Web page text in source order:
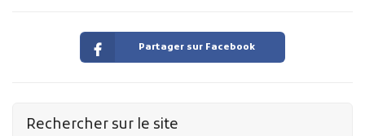
Partager sur Facebook
Rechercher sur le site